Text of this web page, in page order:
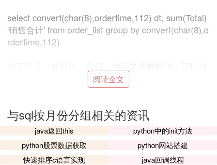
select convert(char(8),ordertime,112) dt, sum(Total)
'销售合计' from order_list group by convert(char(8),o
rdertime,112)
select year(ordertime) '年', month(ordertime) '月', co
unt(*) '销售记录' from order_list group by year(ordert
ime), month(ordertime)
阅读全文
与sql按月份分组相关的资讯
java返回this
python中的init方法
python股票数据获取
python网站搭建
快速排序c语言实现
java回调线程